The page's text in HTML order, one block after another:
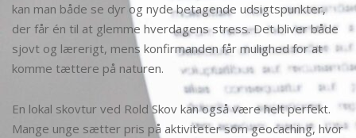
kan man både se dyr og nyde betagende udsigtspunkter,
der får én til at glemme hverdagens stress. Det bliver både
sjovt og lærerigt, mens konfirmanden får mulighed for at
komme tættere på naturen.
En lokal skovtur ved Rold Skov kan også være helt perfekt.
Mange unge sætter pris på aktiviteter som geocaching, hvor